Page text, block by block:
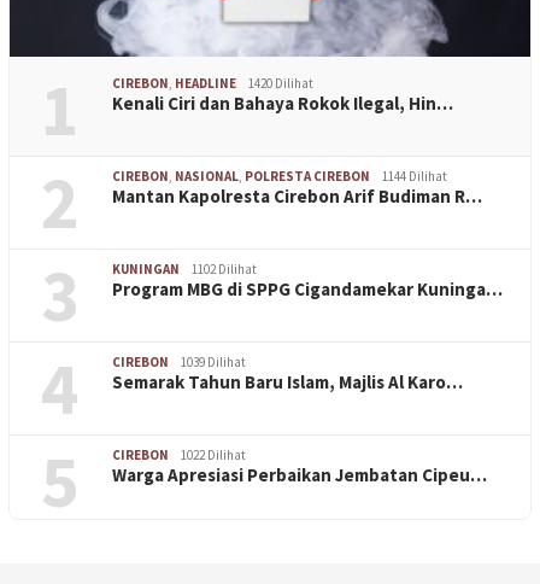
1 CIREBON HEADLINE 1420 Dilihat
Kenali Ciri dan Bahaya Rokok Ilegal, Hin…
2 CIREBON NASIONAL POLRESTA CIREBON 1144 Dilihat
Mantan Kapolresta Cirebon Arif Budiman R…
3 KUNINGAN 1102 Dilihat
Program MBG di SPPG Cigandamekar Kuninga…
4 CIREBON 1039 Dilihat
Semarak Tahun Baru Islam, Majlis Al Karo…
5 CIREBON 1022 Dilihat
Warga Apresiasi Perbaikan Jembatan Cipeu…